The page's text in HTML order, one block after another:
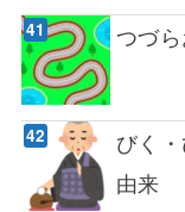
つづ
びく
由来